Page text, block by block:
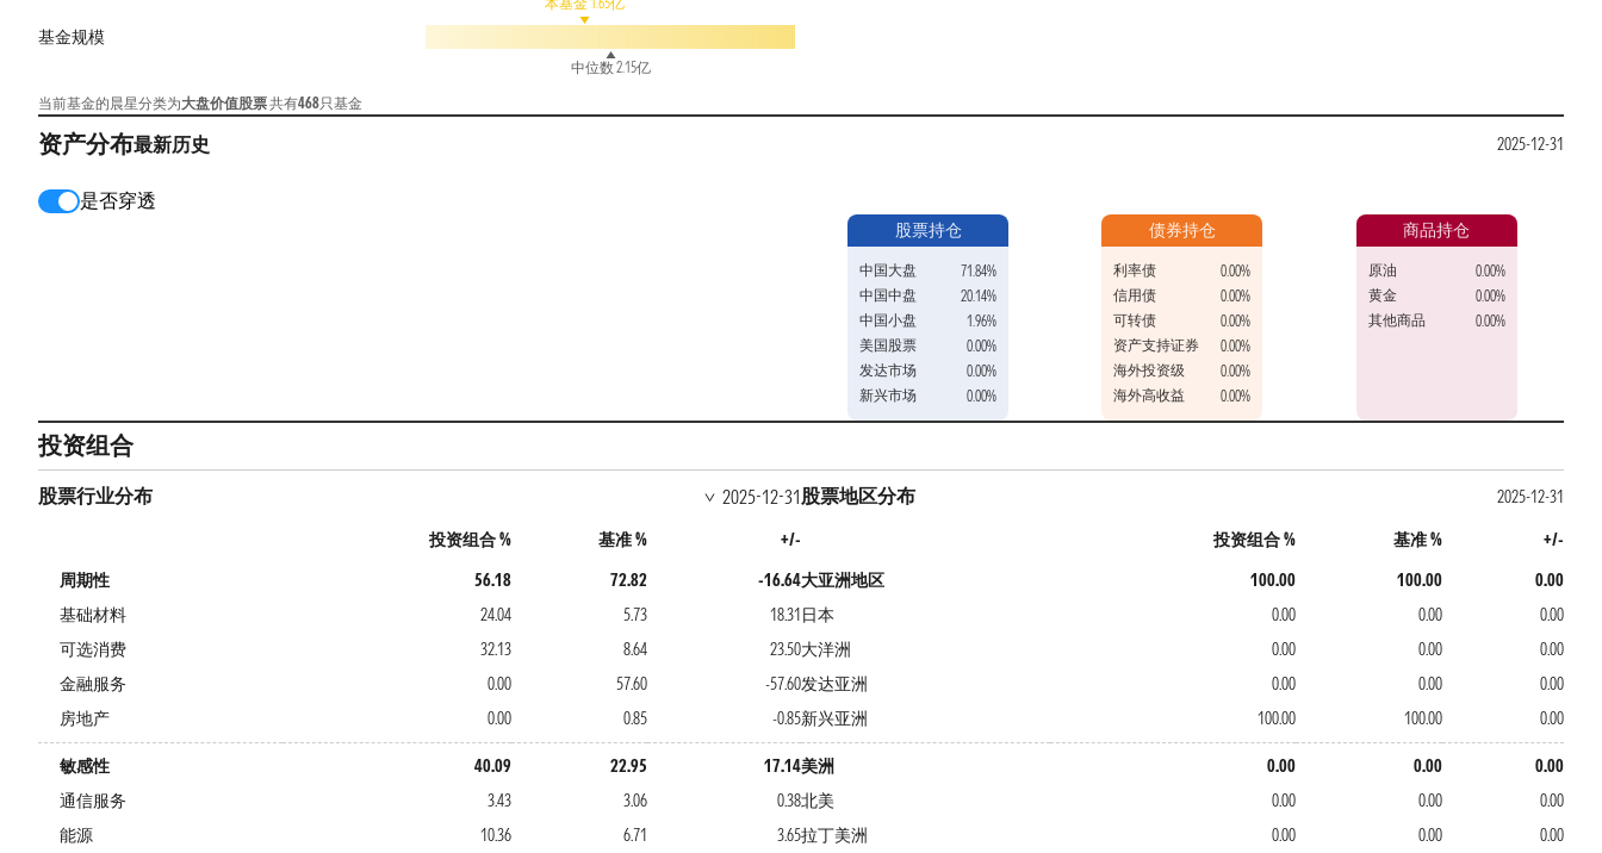
基金规模
中位数 2.15亿
当前基金的晨星分类为大盘价值股票共有468只基金
资产分布最新历史 2025-12-31
是否穿透
股票持仓
中国大盘
71.84%
中国中盘
20.14%
中国小盘
1.96%
美国股票
0.00%
发达市场
0.00%
新兴市场
0.00%
债券持仓
利率债
0.00%
信用债
0.00%
可转债
0.00%
资产支持证券
0.00%
海外投资级
0.00%
海外高收益
0.00%
商品持仓
原油
0.00%
黄金
0.00%
其他商品
0.00%
投资组合
股票行业分布 2025-12-31
投资组合 % 基准 %
+/-
周期性
56.18 72.82
-16.64
基础材料
24.04 5.73
18.31
可选消费
32.13 8.64
23.50
金融服务
0.00 57.60
-57.60
房地产
0.00 0.85 -0.85
敏感性 40.09 22.95
17.14
通信服务
3.43 3.06
0.38
能源
10.36 6.71 3.65
股票地区分布
2025-12-31
投资组合 %
基准 %
+/-
大亚洲地区
100.00 100.00
0.00
日本
0.00 0.00
0.00
大洋洲
0.00 0.00
0.00
发达亚洲
0.00 0.00
0.00
新兴亚洲
100.00 100.00 0.00
美洲 0.00 0.00
0.00
北美
0.00 0.00
0.00
拉丁美洲
0.00 0.00 0.00